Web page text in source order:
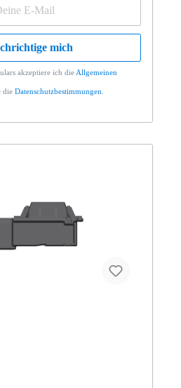
mich
akzeptiere ich die Allgemeinen
die Datenschutzbestimmungen